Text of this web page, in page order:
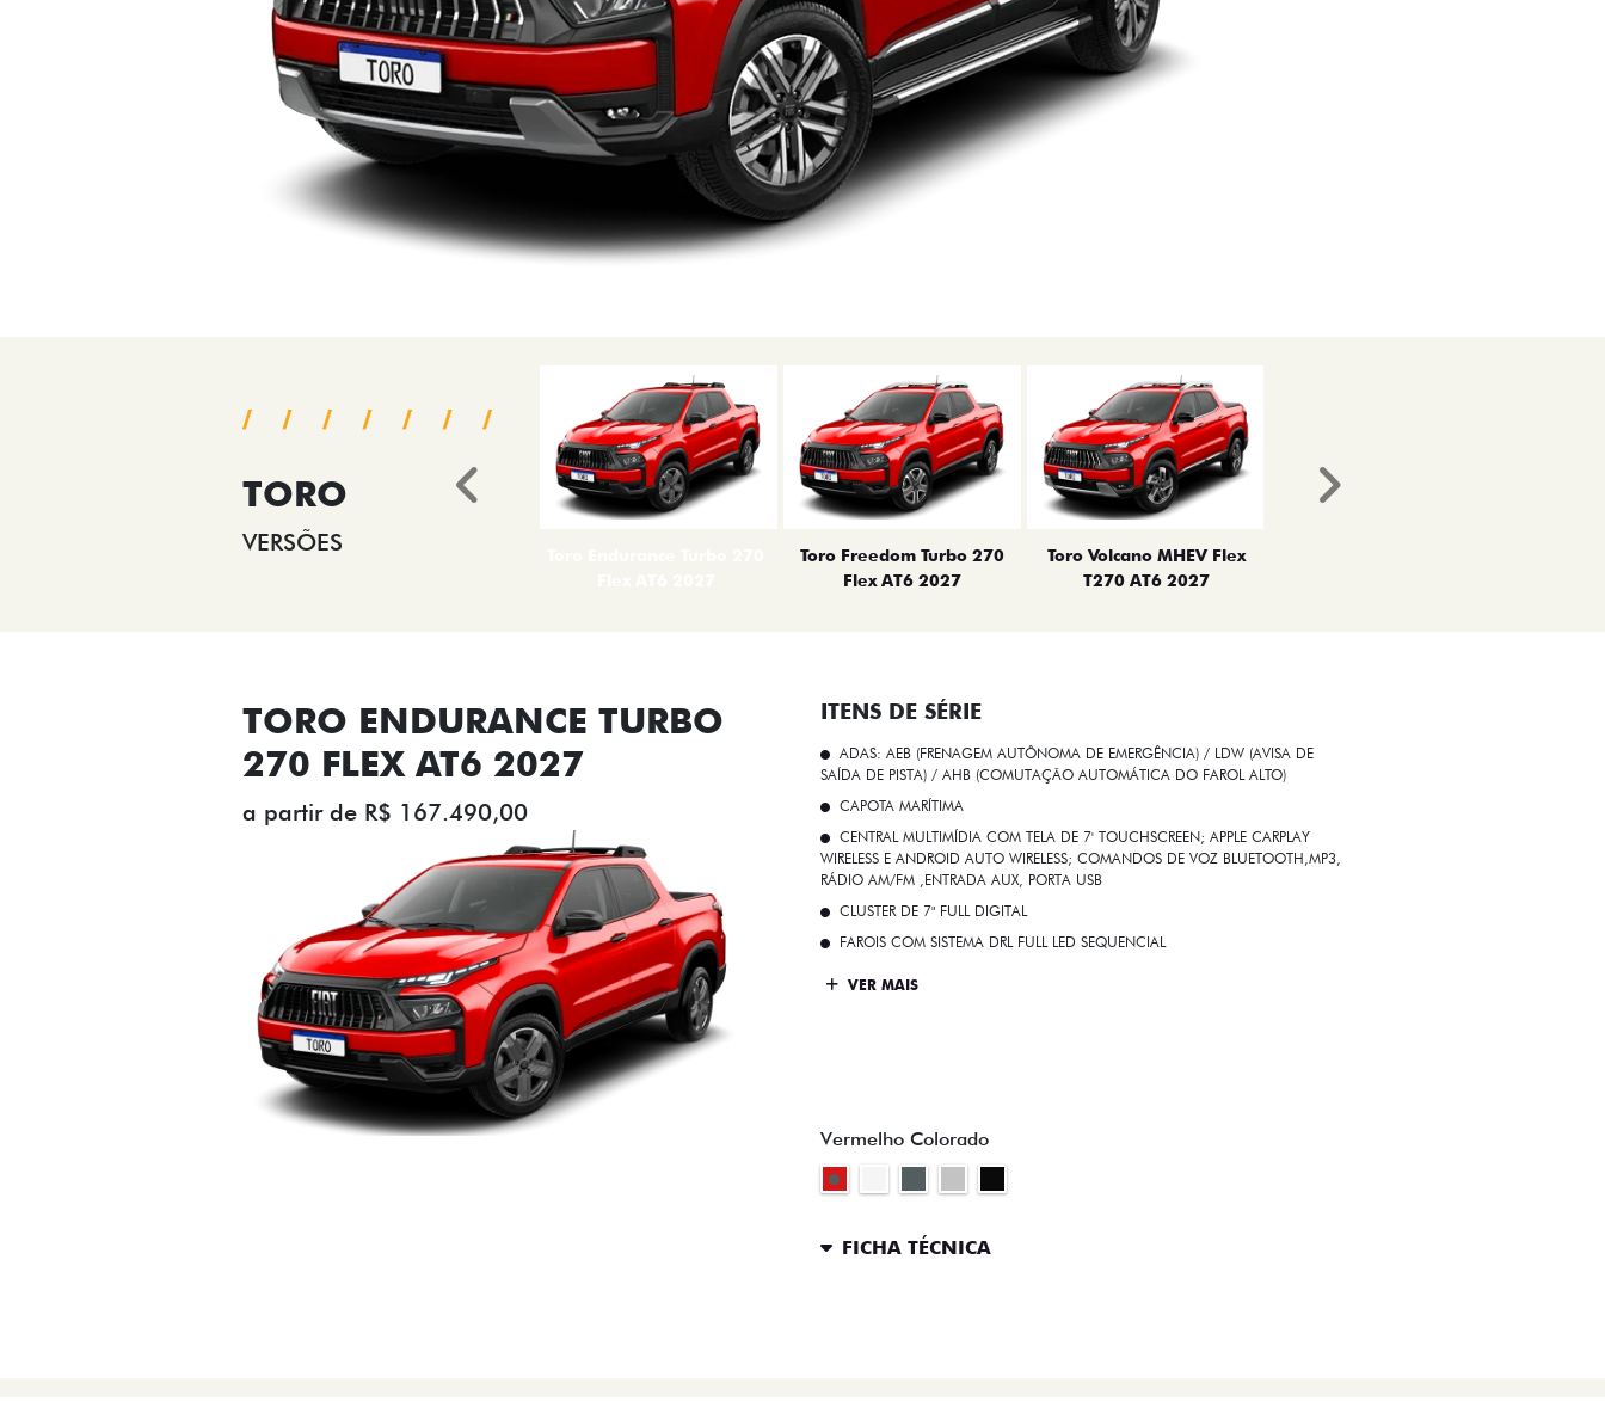
TORO
VERSÕES
Toro Freedom Turbo 270
Flex AT6 2027
Toro Volcano MHEV Flex
T270 AT6 2027
Anterior Próximo
TORO ENDURANCE TURBO
270 FLEX AT6 2027
a partir de R$ 167.490,00
ITENS DE SÉRIE
ADAS: AEB (FRENAGEM AUTÔNOMA DE EMERGÊNCIA) / LDW (AVISA DE
SAÍDA DE PISTA) / AHB (COMUTAÇÃO AUTOMÁTICA DO FAROL ALTO)
CAPOTA MARÍTIMA
CENTRAL MULTIMÍDIA COM TELA DE 7' TOUCHSCREEN; APPLE CARPLAY
WIRELESS E ANDROID AUTO WIRELESS; COMANDOS DE VOZ BLUETOOTH,MP3,
RÁDIO AM/FM ,ENTRADA AUX, PORTA USB
CLUSTER DE 7" FULL DIGITAL
FAROIS COM SISTEMA DRL FULL LED SEQUENCIAL
VER MAIS
Vermelho Colorado
FICHA TÉCNICA